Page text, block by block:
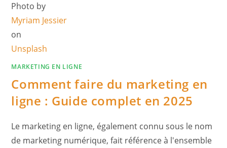
Photo by
Myriam Jessier
on
Unsplash
MARKETING EN LIGNE
Comment faire du marketing en
ligne : Guide complet en 2025
Le marketing en ligne, également connu sous le nom
de marketing numérique, fait référence à l'ensemble